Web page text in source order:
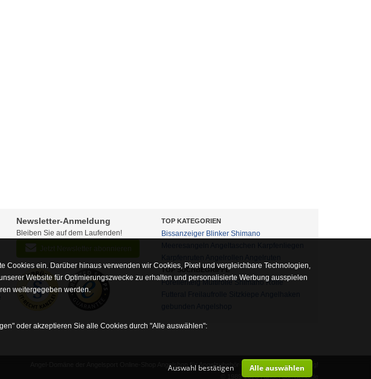
Newsletter-Anmeldung
Bleiben Sie auf dem Laufenden!
Jetzt Newsletter abonnieren
TOP KATEGORIEN
Bissanzeiger Blinker Shimano
TOP SUCHBEGRIFFE
Forellenteig Multirolle Shimano Rolle
Angel-Domäne der Angelsport Online-Shop Angelshop für Angelzubehör- und Outdoor-Ausrüstung!
© 1989-2026 | angel-domaene.de
Cookies ein. Darüber hinaus verwenden wir Cookies, Pixel und vergleichbare Technologien,
Website für Optimierungszwecke zu erhalten und personalisierte Werbung ausspielen
weitergegeben werden.
oder akzeptieren Sie alle Cookies durch "Alle auswählen":
Kundenkonto), weshalb auf diese nicht verzichtet werden kann
Auswahl bestätigen Alle auswählen